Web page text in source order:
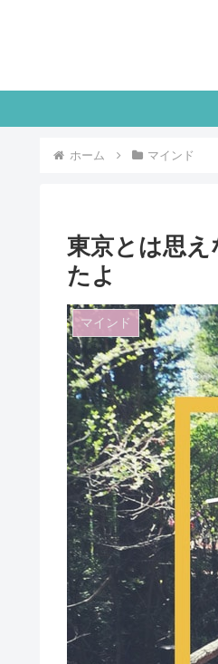
ホーム マインド
東京とは思
たよ
マインド